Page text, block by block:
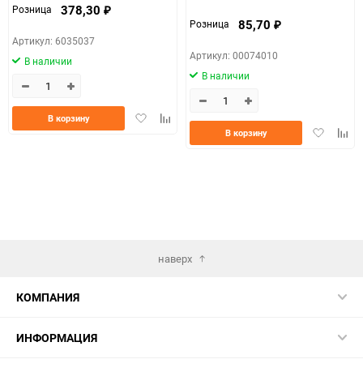
Розница 378,30 ₽
Артикул: 6035037
В наличии
ДобавитьДобавить
сравнению
В корзину
Розница 85,70 ₽
Артикул: 00074010
В наличии
Добавить
В корзину
наверх
КОМПАНИЯ
ИНФОРМАЦИЯ